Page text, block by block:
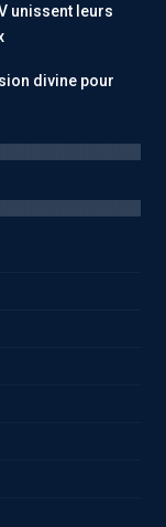
unissent leurs
divine pour